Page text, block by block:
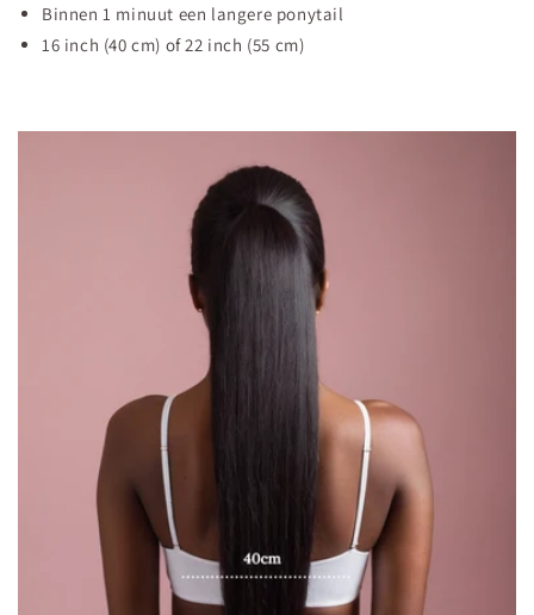
Binnen 1 minuut een langere ponytail
16 inch (40 cm) of 22 inch (55 cm)